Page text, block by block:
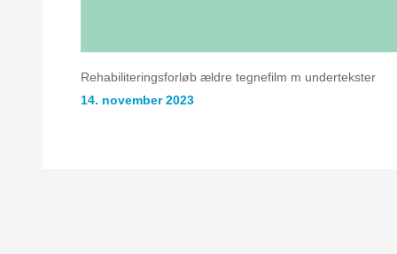
Rehabiliteringsforløb ældre tegnefilm m undertekster
14. november 2023